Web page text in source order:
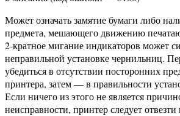
Может означать замятие бумаги либо
предмета, мешающего движению
2-кратное мигание индикаторов может
неправильной установке чернильниц.
убедиться в отсутствии посторонних
принтера, затем — в правильности
Если ничего из этого не является
неисправности, принтер следует